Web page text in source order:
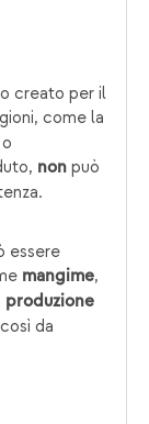
creato per il
come la
non può
essere
mangime,
produzione
da